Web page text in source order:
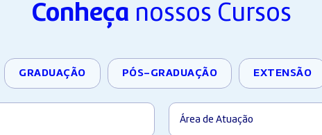
Conheça nossos Cursos
GRADUAÇÃO PÓS-GRADUAÇÃO EXTENSÃO